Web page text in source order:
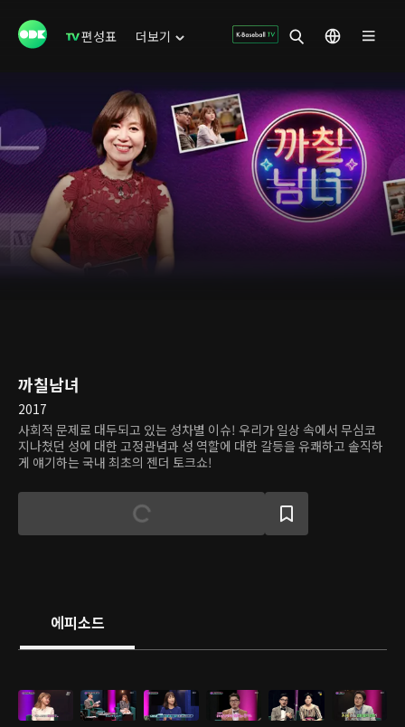
편성표 더보기
까칠남녀
2017
사회적 문제로 대두되고 있는 성차별 이슈! 우리가 일상 속에서 무심코
지나쳤던 성에 대한 고정관념과 성 역할에 대한 갈등을 유쾌하고 솔직하
게 얘기하는 국내 최초의 젠더 토크쇼!
에피소드